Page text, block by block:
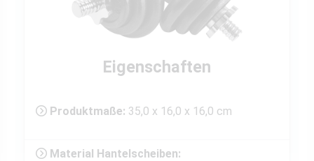
Eigenschaften
Produktmaße: 35,0 x 16,0 x 16,0 cm
Material Hantelscheiben: